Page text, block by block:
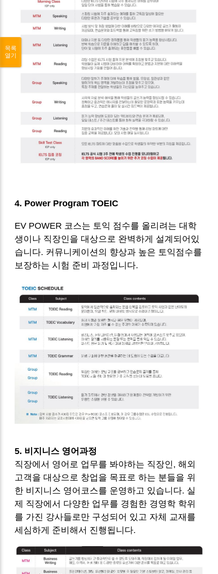
4. Power Program TOEIC
EV POWER 코스는 토익 점수를 올리려는 대학
생이나 직장인을 대상으로 완벽하게 설계되어있
습니다. 커뮤니케이션의 향상과 높은 토익점수를
보장하는 시험 준비 과정입니다.
5. 비지니스 영어과정
직장에서 영어로 업무를 봐야하는 직장인, 해외
고객을 대상으로 창업을 목표로 하는 분들을 위
한 비지니스 영어코스를 운영하고 있습니다. 실
제 직장에서 다양한 업무를 경험한 경영학 학위
를 가진 강사들로만 구성되어 있고 자체 교재를
세심하게 준비해서 진행됩니다.
목록
열기